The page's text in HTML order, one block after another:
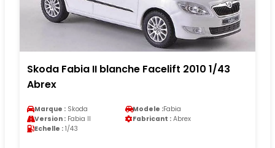
Skoda Fabia II blanche Facelift 2010 1/43
Abrex
Marque : Skoda Modele :Fabia
Version : Fabia II Fabricant : Abrex
Echelle : 1/43